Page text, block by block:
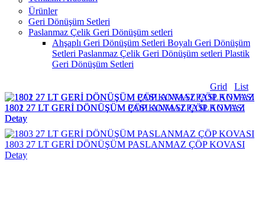
Ürünler
Geri Dönüşüm Setleri
Paslanmaz Çelik Geri Dönüşüm setleri
Ahşaplı Geri Dönüşüm Setleri Boyalı Geri Dönüşüm
Setleri Paslanmaz Çelik Geri Dönüşüm setleri Plastik
Geri Dönüşüm Setleri
Grid List
1801 27 LT GERİ DÖNÜŞÜM ÇÖP KOVASI PASLANMAZ
Detay
1802 27 LT GERİ DÖNÜŞÜM PASLANMAZ ÇÖP KOVASI
Detay
1803 27 LT GERİ DÖNÜŞÜM PASLANMAZ ÇÖP KOVASI
Detay